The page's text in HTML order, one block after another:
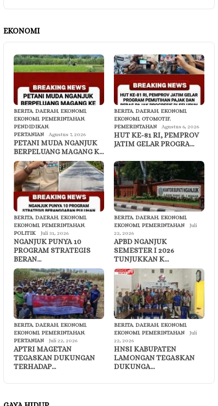
EKONOMI
BERITA, DAERAH, EKONOMI,
EKONOMI, PEMERINTAHAN,
PENDIDIKAN,
PERTANIAN
Agustus 7, 2026
PETANI MUDA NGANJUK
BERPELUANG MAGANG K…
BERITA, DAERAH, EKONOMI,
EKONOMI, OTOMOTIF,
PEMERINTAHAN
Agustus 6, 2026
HUT KE-81 RI, PEMPROV
JATIM GELAR PROGRA…
BERITA, DAERAH, EKONOMI,
EKONOMI, PEMERINTAHAN,
POLITIK
Juli 31, 2026
NGANJUK PUNYA 10
PROGRAM STRATEGIS
BERAN…
BERITA, DAERAH, EKONOMI,
EKONOMI, PEMERINTAHAN
Juli
22, 2026
APBD NGANJUK
SEMESTER I 2026
TUNJUKKAN K…
BERITA, DAERAH, EKONOMI,
EKONOMI, PEMERINTAHAN,
PERTANIAN
Juli 22, 2026
APTRI MAGETAN
TEGASKAN DUKUNGAN
TERHADAP…
BERITA, DAERAH, EKONOMI,
EKONOMI, PEMERINTAHAN
Juli
22, 2026
HNSI KABUPATEN
LAMONGAN TEGASKAN
DUKUNGA…